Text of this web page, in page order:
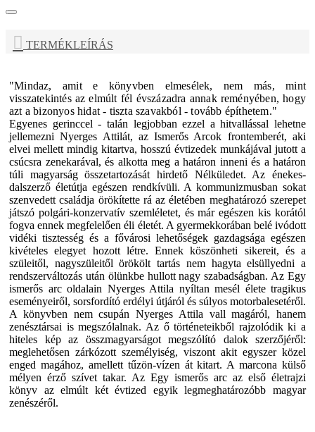
TERMÉKLEÍRÁS
"Mindaz, amit e könyvben elmesélek, nem más, mint
visszatekintés az elmúlt fél évszázadra annak reményében, hogy
azt a bizonyos hidat - tiszta szavakból - tovább építhetem."
Egyenes gerinccel - talán legjobban ezzel a hitvallással lehetne
jellemezni Nyerges Attilát, az Ismerős Arcok frontemberét, aki
elvei mellett mindig kitartva, hosszú évtizedek munkájával jutott a
csúcsra zenekarával, és alkotta meg a határon inneni és a határon
túli magyarság összetartozását hirdető Nélküledet. Az énekes-
dalszerző életútja egészen rendkívüli. A kommunizmusban sokat
szenvedett családja örökítette rá az életében meghatározó szerepet
játszó polgári-konzervatív szemléletet, és már egészen kis korától
fogva ennek megfelelően éli életét. A gyermekkorában belé ivódott
vidéki tisztesség és a fővárosi lehetőségek gazdagsága egészen
kivételes elegyet hozott létre. Ennek köszönheti sikereit, és a
szüleitől, nagyszüleitől örökölt tartás nem hagyta elsüllyedni a
rendszerváltozás után ölünkbe hullott nagy szabadságban. Az Egy
ismerős arc oldalain Nyerges Attila nyíltan mesél élete tragikus
eseményeiről, sorsfordító erdélyi útjáról és súlyos motorbalesetéről.
A könyvben nem csupán Nyerges Attila vall magáról, hanem
zenésztársai is megszólalnak. Az ő történeteikből rajzolódik ki a
hiteles kép az összmagyarságot megszólító dalok szerzőjéről:
meglehetősen zárkózott személyiség, viszont akit egyszer közel
enged magához, amellett tűzön-vízen át kitart. A marcona külső
mélyen érző szívet takar. Az Egy ismerős arc az első életrajzi
könyv az elmúlt két évtized egyik legmeghatározóbb magyar
zenészéről.